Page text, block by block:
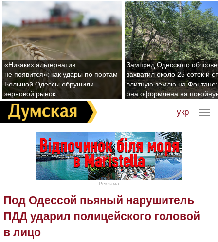
«Никаких альтернатив
не появится»: как удары по портам
Большой Одессы обрушили
зерновой рынок
Зампред Одесского
захватил около 25 соток и
элитную землю на Фонтане:
она оформлена на
укр
Реклама
Под Одессой пьяный нарушитель
ПДД ударил полицейского головой
в лицо